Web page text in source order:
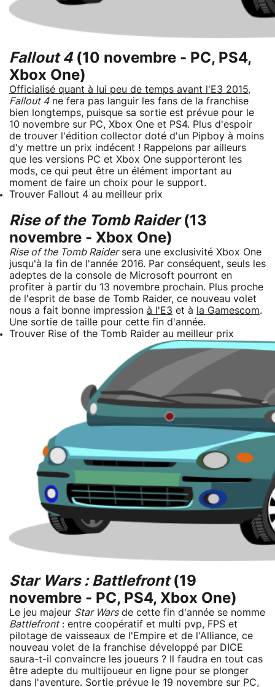
Fallout 4(10 novembre - PC, PS4,
Xbox One)
Officialisé quant à lui peu de temps avant l'E3 2015,
Fallout 4ne fera pas languir les fans de la franchise
bien longtemps, puisque sa sortie est prévue pour le
10 novembre sur PC, Xbox One et PS4. Plus d'espoir
de trouver l'édition collector doté d'un Pipboy à moins
d'y mettre un prix indécent ! Rappelons par ailleurs
que les versions PC et Xbox One supporteront les
mods, ce qui peut être un élément important au
moment de faire un choix pour le support.
Trouver Fallout 4 au meilleur prix
Rise of the Tomb Raider(13
novembre - Xbox One)
Rise of the Tomb Raidersera une exclusivité Xbox One
jusqu'à la fin de l'année 2016. Par conséquent, seuls les
adeptes de la console de Microsoft pourront en
profiter à partir du 13 novembre prochain. Plus proche
de l'esprit de base de Tomb Raider, ce nouveau volet
nous a fait bonne impression à l'E3 et à la Gamescom.
Une sortie de taille pour cette fin d'année.
Trouver Rise of the Tomb Raider au meilleur prix
Star Wars : Battlefront(19
novembre - PC, PS4, Xbox One)
Le jeu majeur Star Warsde cette fin d'année se nomme
Battlefront: entre coopératif et multi pvp, FPS et
pilotage de vaisseaux de l'Empire et de l'Alliance, ce
nouveau volet de la franchise développé par DICE
saura-t-il convaincre les joueurs ? Il faudra en tout cas
être adepte du multijoueur en ligne pour se plonger
dans l'aventure. Sortie prévue le 19 novembre sur PC,